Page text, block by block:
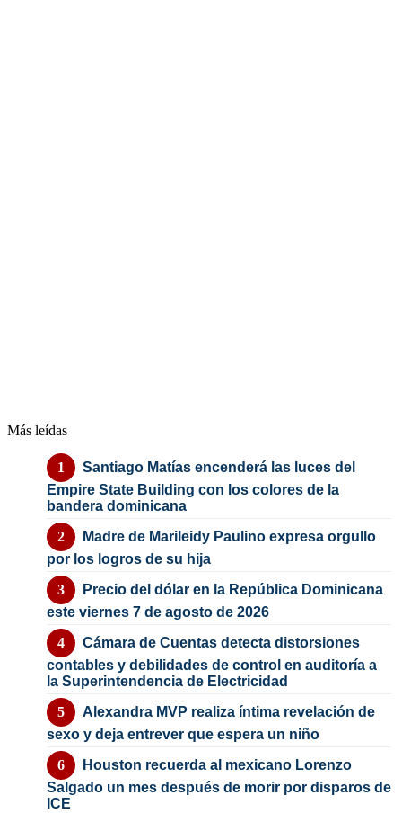
Más leídas
Santiago Matías encenderá las luces del
Empire State Building con los colores de la
bandera dominicana
Madre de Marileidy Paulino expresa orgullo
por los logros de su hija
Precio del dólar en la República Dominicana
este viernes 7 de agosto de 2026
Cámara de Cuentas detecta distorsiones
contables y debilidades de control en auditoría a
la Superintendencia de Electricidad
Alexandra MVP realiza íntima revelación de
sexo y deja entrever que espera un niño
Houston recuerda al mexicano Lorenzo
Salgado un mes después de morir por disparos de
ICE